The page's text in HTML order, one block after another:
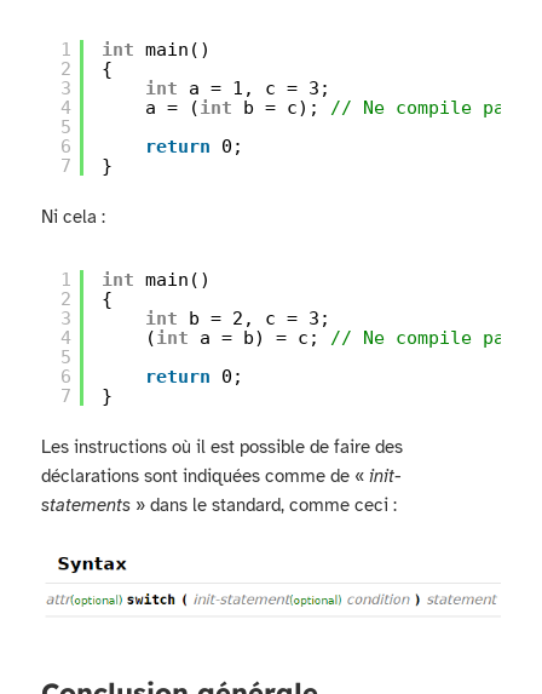
1
2
3
4
5
6
7
int main()
{
int
a = 1, c = 3;
a = (int b = c); // Ne compile pas
return
0;
}
Ni cela :
1
2
3
4
5
6
7
int main()
{
int
b = 2, c = 3;
(int a = b) = c; // Ne compile pas
return
0;
}
Les instructions où il est possible de faire des
déclarations sont indiquées comme de «init-
statements » dans le standard, comme ceci :